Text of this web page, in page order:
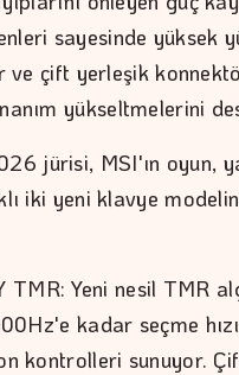
sayesinde yüksek
ve çift yerleşik
yükseltmelerini
jürisi, MSI'ın oyun,
iki yeni klavye
TMR: Yeni nesil TMR
kadar seçme
kontrolleri sunuyor.